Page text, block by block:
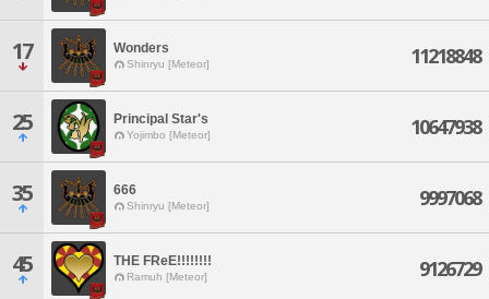
17 Wonders
Shinryu [Meteor] 11218848
25 Principal Star's
Yojimbo [Meteor] 10647938
35 666
Shinryu [Meteor] 9997068
45 THE FReE!!!!!!!!
Ramuh [Meteor] 9126729